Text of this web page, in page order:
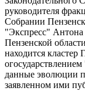
руководителя
Собрании
"Экспресс"
Пензенской
находится
данные эволюции
заявленном ими